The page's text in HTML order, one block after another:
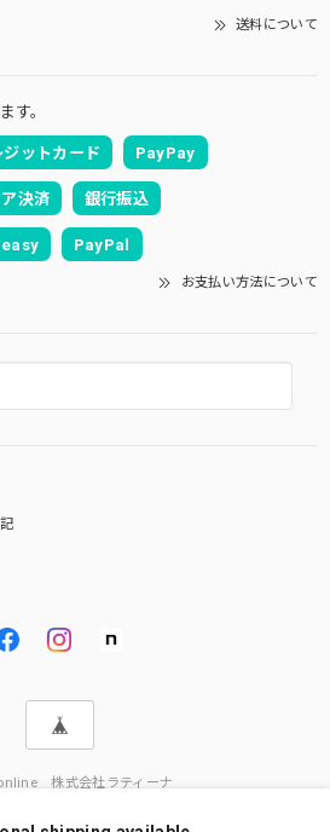
送料について
す。
ジットカード PayPay
決済 銀行振込
easy PayPal
お支払い方法について
株式会社ラティーナ